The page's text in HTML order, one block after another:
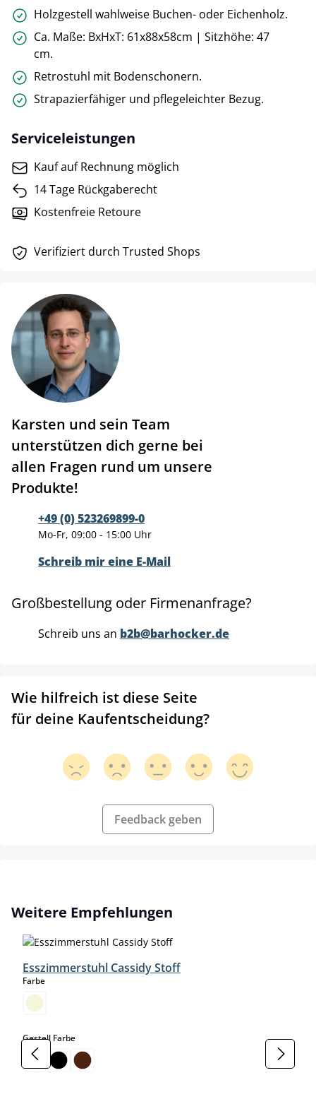
Holzgestell wahlweise Buchen- oder Eichenholz.
Ca. Maße: BxHxT: 61x88x58cm | Sitzhöhe: 47
cm.
Retrostuhl mit Bodenschonern.
Strapazierfähiger und pflegeleichter Bezug.
Serviceleistungen
Kauf auf Rechnung möglich
14 Tage Rückgaberecht
Kostenfreie Retoure
Verifiziert durch Trusted Shops
Karsten und sein Team
unterstützen dich gerne bei
allen Fragen rund um unsere
Produkte!
+49 (0) 523269899-0
Mo-Fr, 09:00 - 15:00 Uhr
Schreib mir eine E-Mail
Großbestellung oder Firmenanfrage?
Schreib uns an b2b@barhocker.de
Wie hilfreich ist diese Seite
für deine Kaufentscheidung?
Feedback geben
Produktgalerie überspringen
Weitere Empfehlungen
Esszimmerstuhl Cassidy Stoff
Farbeauswählen
Gestell Farbeauswählen